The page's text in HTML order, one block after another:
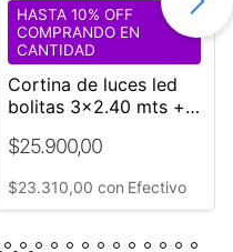
Cortina de luces led
bolitas 3x2.40 mts +
LUCES
$25.900,00
HASTA 10% OFF
COMPRANDO EN
CANTIDAD
$23.310,00 con Efectivo